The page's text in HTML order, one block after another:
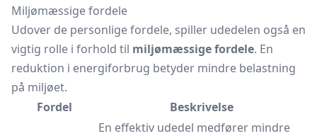
Miljømæssige fordele
Udover de personlige fordele, spiller udedelen også en
vigtig rolle i forhold til miljømæssige fordele. En
reduktion i energiforbrug betyder mindre belastning
på miljøet.
Fordel
Beskrivelse
En effektiv udedel medfører mindre